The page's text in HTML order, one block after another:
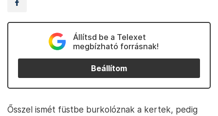
Állítsd be a Telexet
megbízható forrásnak!
Beállítom
Ősszel ismét füstbe burkolóznak a kertek, pedig